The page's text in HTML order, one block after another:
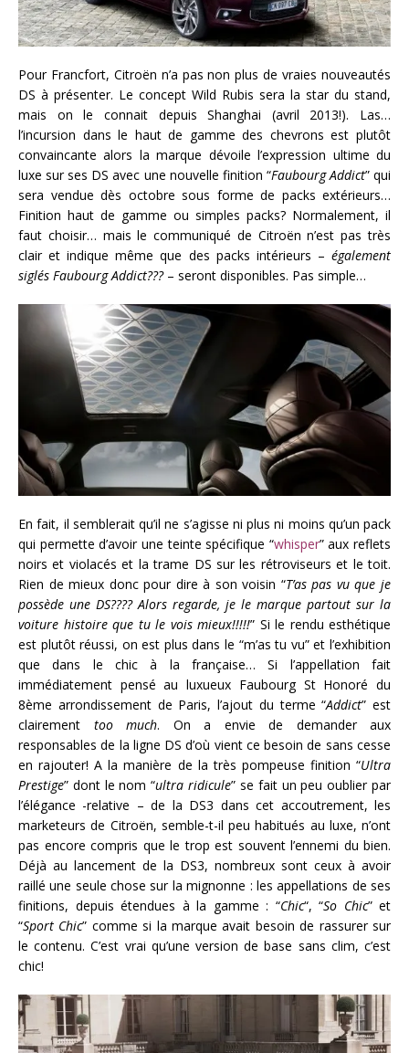
Pour Francfort, Citroën n’a pas non plus de vraies nouveautés
DS à présenter. Le concept Wild Rubis sera la star du stand,
mais on le connait depuis Shanghai (avril 2013!). Las…
l’incursion dans le haut de gamme des chevrons est plutôt
convaincante alors la marque dévoile l’expression ultime du
luxe sur ses DS avec une nouvelle finition “Faubourg Addict” qui
sera vendue dès octobre sous forme de packs extérieurs…
Finition haut de gamme ou simples packs? Normalement, il
faut choisir… mais le communiqué de Citroën n’est pas très
clair et indique même que des packs intérieurs – également
siglés Faubourg Addict???– seront disponibles. Pas simple…
En fait, il semblerait qu’il ne s’agisse ni plus ni moins qu’un pack
qui permette d’avoir une teinte spécifique “whisper” aux reflets
noirs et violacés et la trame DS sur les rétroviseurs et le toit.
Rien de mieux donc pour dire à son voisin “T’as pas vu que je
possède une DS???? Alors regarde, je le marque partout sur la
voiture histoire que tu le vois mieux!!!!!” Si le rendu esthétique
est plutôt réussi, on est plus dans le “m’as tu vu” et l’exhibition
que dans le chic à la française… Si l’appellation fait
immédiatement pensé au luxueux Faubourg St Honoré du
8ème arrondissement de Paris, l’ajout du terme “Addict” est
clairement too much. On a envie de demander aux
responsables de la ligne DS d’où vient ce besoin de sans cesse
en rajouter! A la manière de la très pompeuse finition “Ultra
Prestige” dont le nom “ultra ridicule” se fait un peu oublier par
l’élégance -relative – de la DS3 dans cet accoutrement, les
marketeurs de Citroën, semble-t-il peu habitués au luxe, n’ont
pas encore compris que le trop est souvent l’ennemi du bien.
Déjà au lancement de la DS3, nombreux sont ceux à avoir
raillé une seule chose sur la mignonne : les appellations de ses
finitions, depuis étendues à la gamme : “Chic“, “So Chic” et
“Sport Chic” comme si la marque avait besoin de rassurer sur
le contenu. C’est vrai qu’une version de base sans clim, c’est
chic!